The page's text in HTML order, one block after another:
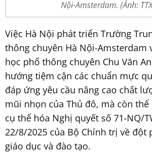
Nội-Amsterdam. (Ảnh:
Việc Hà Nội phát triển Trường
thông chuyên Hà Nội-Amsterdam
học phổ thông chuyên Chu Văn
hướng tiệm cận các chuẩn mực
đáp ứng yêu cầu nâng cao chất
mũi nhọn của Thủ đô, mà còn
cụ thể hóa Nghị quyết số 71-NQ/
22/8/2025 của Bộ Chính trị về đột
giáo dục và đào tạo.